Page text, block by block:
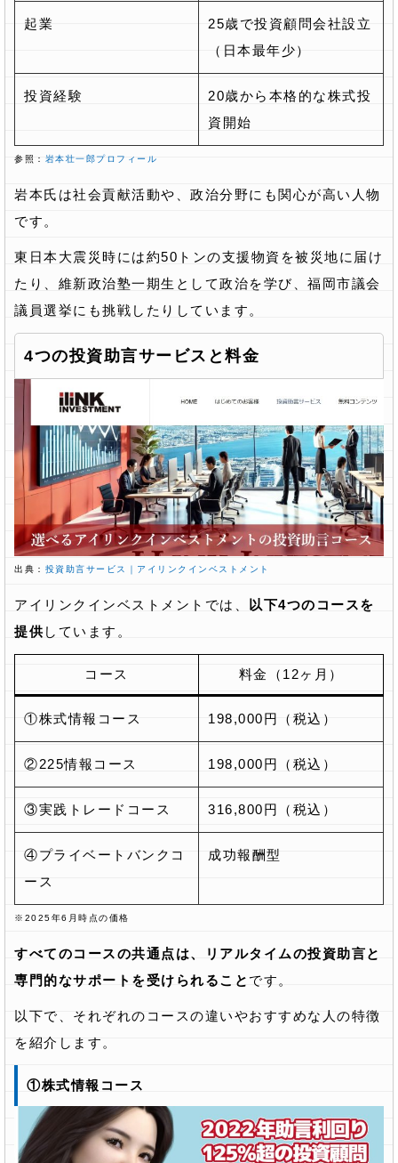
起業
25歳で投資顧問会社設立
（日本最年少）
投資経験
20歳から本格的な株式投
資開始
参照： 岩本壮一郎プロフィール
岩本氏は社会貢献活動や、政治分野にも関心が高い人物
です。
東日本大震災時には約50トンの支援物資を被災地に届け
たり、維新政治塾一期生として政治を学び、福岡市議会
議員選挙にも挑戦したりしています。
4つの投資助言サービスと料金
出典： 投資助言サービス｜アイリンクインベストメント
アイリンクインベストメントでは、
以下4つのコースを
提供しています。
コース 料金（12ヶ月）
①株式情報コース 198,000円（税込）
②225情報コース 198,000円（税込）
③実践トレードコース 316,800円（税込）
④プライベートバンクコ
ース
成功報酬型
※2025年6月時点の価格
すべてのコースの共通点は、リアルタイムの投資助言と
専門的なサポートを受けられること です。
以下で、それぞれのコースの違いやおすすめな人の特徴
を紹介します。
①株式情報コース